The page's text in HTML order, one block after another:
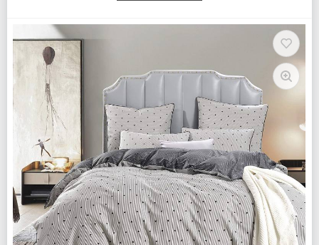
Комплектация:
Пододеяльник 1 шт Простыня 1 шт
Наволочки 2 шт
Ткань:
Сатин
Доставка:
Бесплатно